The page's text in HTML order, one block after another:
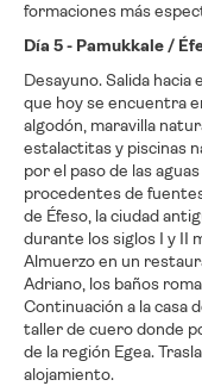
formaciones más
Día 5 - Pamukkale /
Desayuno. Salida
que hoy se encuentra
algodón, maravilla
estalactitas y piscinas
por el paso de las
procedentes de
de Éfeso, la ciudad
durante los siglos І y
Almuerzo en un
Adriano, los baños
Continuación a la casa
taller de cuero donde
de la región Egea.
alojamiento.